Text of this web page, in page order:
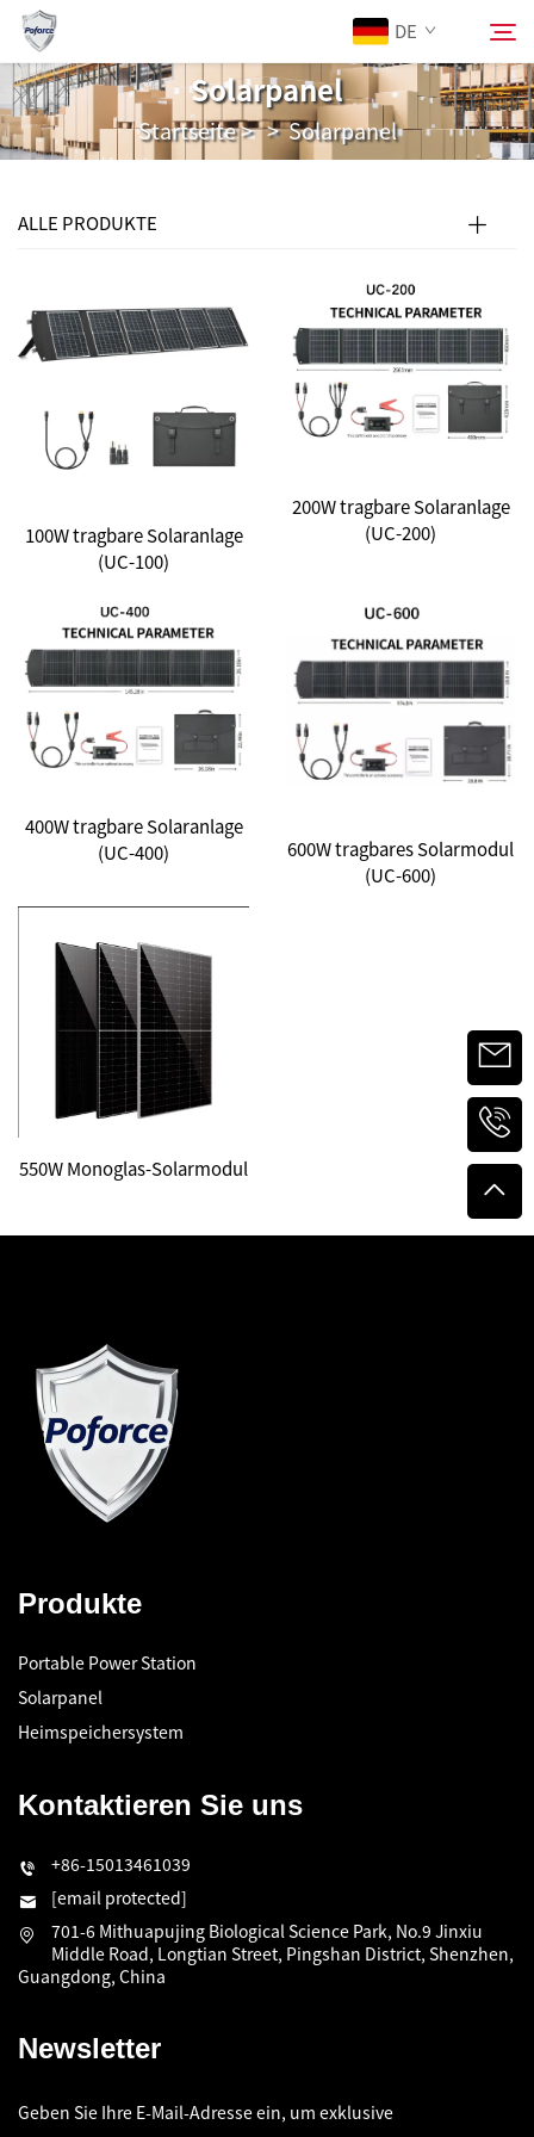
DE
Über Uns
Produkte
Herunterladen
Solarpanel
Startseite>>Solarpanel
ALLE PRODUKTE
100W tragbare Solaranlage
(UC-100)
200W tragbare Solaranlage
(UC-200)
400W tragbare Solaranlage
(UC-400)
600W tragbares Solarmodul
(UC-600)
550W Monoglas-Solarmodul
Produkte
Portable Power Station
Solarpanel
Heimspeichersystem
Kontaktieren Sie uns
+86-15013461039
[email protected]
701-6 Mithuapujing Biological Science Park, No.9 Jinxiu
Middle Road, Longtian Street, Pingshan District, Shenzhen,
Guangdong, China
Newsletter
Geben Sie Ihre E-Mail-Adresse ein, um exklusive